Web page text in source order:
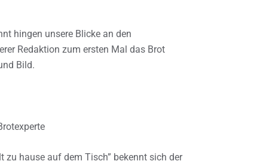
hingen unsere Blicke an den
Redaktion zum ersten Mal das Brot
Bild.
zu hause auf dem Tisch” bekennt sich der